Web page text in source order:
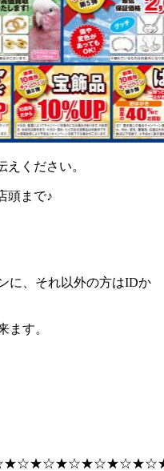
ください。
頭まで♪
に、それ以外の方はIDか
ます。